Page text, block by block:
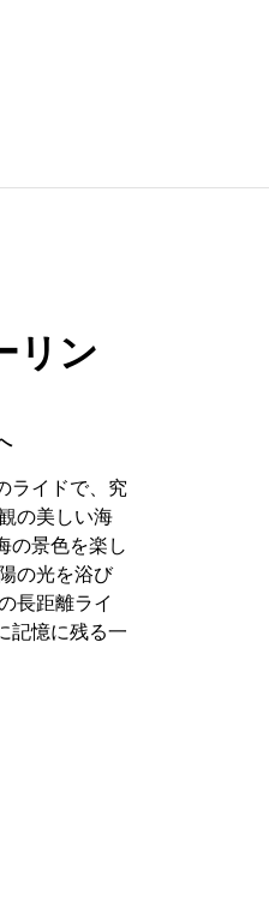
リン
ライドで、究
の美しい海
の景色を楽し
の光を浴び
長距離ライ
記憶に残る一